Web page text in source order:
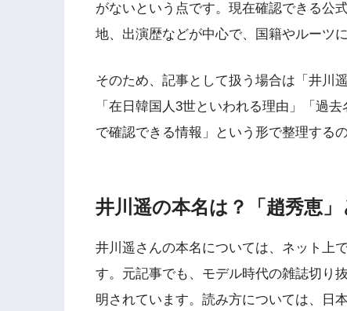
がないという点です。現在確認できる公
地、出演歴などが中心で、国籍やルーツ
そのため、記事として扱う場合は「井川
「在日韓国人3世といわれる理由」「過
で確認できる情報」という形で整理する
井川遥の本名は？「趙秀恵
井川遥さんの本名については、ネット上
す。元記事でも、モデル時代の雑誌切り
明されています。読み方については、日